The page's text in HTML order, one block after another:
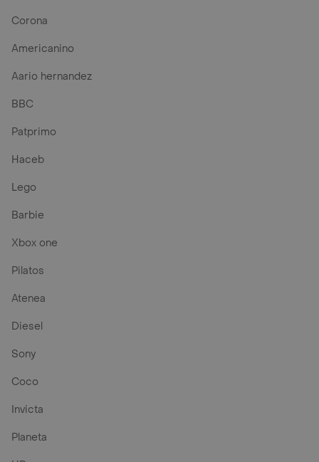
Corona
Americanino
Aario hernandez
BBC
Patprimo
Haceb
Lego
Barbie
Xbox one
Pilatos
Atenea
Diesel
Sony
Coco
Invicta
Planeta